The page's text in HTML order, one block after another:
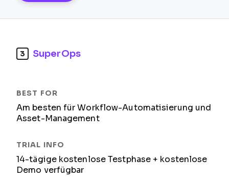
3 SuperOps
Am besten für Workflow-Automatisierung und
Asset-Management
14-tägige kostenlose Testphase + kostenlose
Demo verfügbar